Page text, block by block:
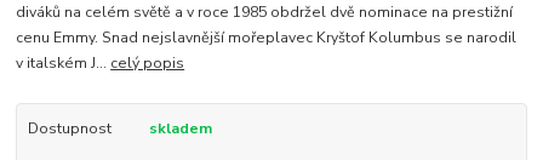
diváků na celém světě a v roce 1985 obdržel dvě nominace na prestižní
cenu Emmy. Snad nejslavnější mořeplavec Kryštof Kolumbus se narodil
v italském J... celý popis
Dostupnost skladem